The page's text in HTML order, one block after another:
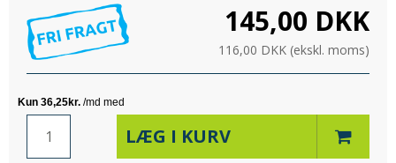
145,00 DKK
116,00 DKK (ekskl. moms)
LÆG I KURV